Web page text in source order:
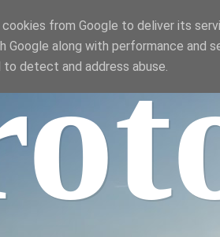
from Google to deliver its
Google along with performance and
detect and address abuse.